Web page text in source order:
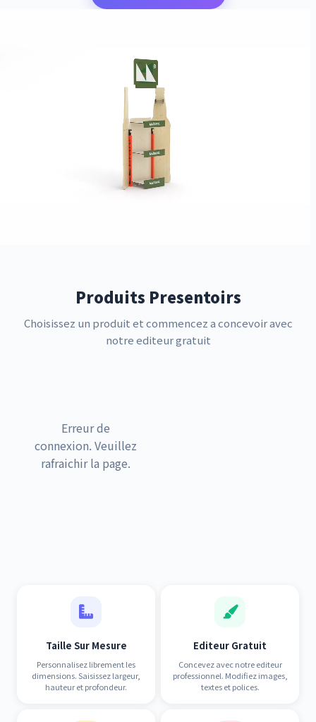
Produits Presentoirs
Choisissez un produit et commencez a concevoir avec
notre editeur gratuit
Erreur de
connexion. Veuillez
rafraichir la page.
Taille Sur Mesure
Personnalisez librement les
dimensions. Saisissez largeur,
hauteur et profondeur.
Editeur Gratuit
Concevez avec notre editeur
professionnel. Modifiez images,
textes et polices.